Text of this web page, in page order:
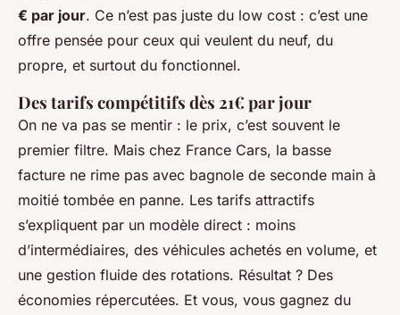
€ par jour. Ce n’est pas juste du low cost : c’est une
offre pensée pour ceux qui veulent du neuf, du
propre, et surtout du fonctionnel.
Des tarifs compétitifs dès 21€ par jour
On ne va pas se mentir : le prix, c’est souvent le
premier filtre. Mais chez France Cars, la basse
facture ne rime pas avec bagnole de seconde main à
moitié tombée en panne. Les tarifs attractifs
s’expliquent par un modèle direct : moins
d’intermédiaires, des véhicules achetés en volume, et
une gestion fluide des rotations. Résultat ? Des
économies répercutées. Et vous, vous gagnez du